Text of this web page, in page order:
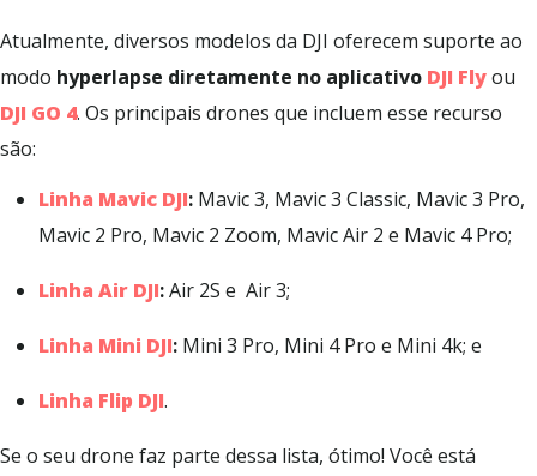
Atualmente, diversos modelos da DJI oferecem suporte ao
modo hyperlapse diretamente no aplicativo DJI Flyou
DJI GO 4. Os principais drones que incluem esse recurso
são:
Linha Mavic DJI: Mavic 3, Mavic 3 Classic, Mavic 3 Pro,
Mavic 2 Pro, Mavic 2 Zoom, Mavic Air 2 e Mavic 4 Pro;
Linha Air DJI:Air 2S e Air 3;
Linha Mini DJI: Mini 3 Pro, Mini 4 Pro e Mini 4k; e
Linha Flip DJI.
Se o seu drone faz parte dessa lista, ótimo! Você está